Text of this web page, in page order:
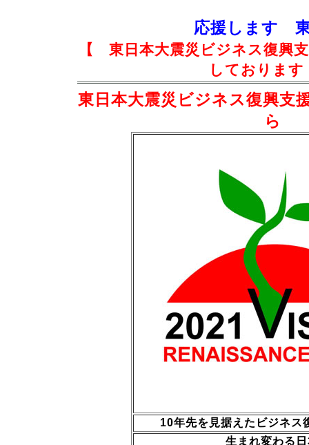
応援します
【 東日本大震災ビジネス復興
しておりま
東日本大震災ビジネス復興支
ら
10年先を見据えたビジネ
生まれ変わる